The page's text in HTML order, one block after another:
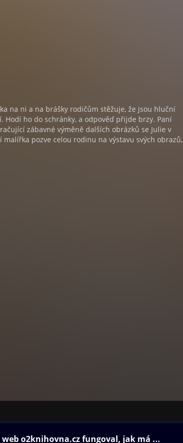
na ni a na brášky rodičům stěžuje, že jsou hluční
Hodí ho do schránky, a odpověď přijde brzy. Paní
zábavné výměně dalších obrázků se Julie v
pozve celou rodinu na výstavu svých obrazů,